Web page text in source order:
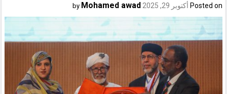
Posted on أكتوبر 29, 2025 Mohamed awad